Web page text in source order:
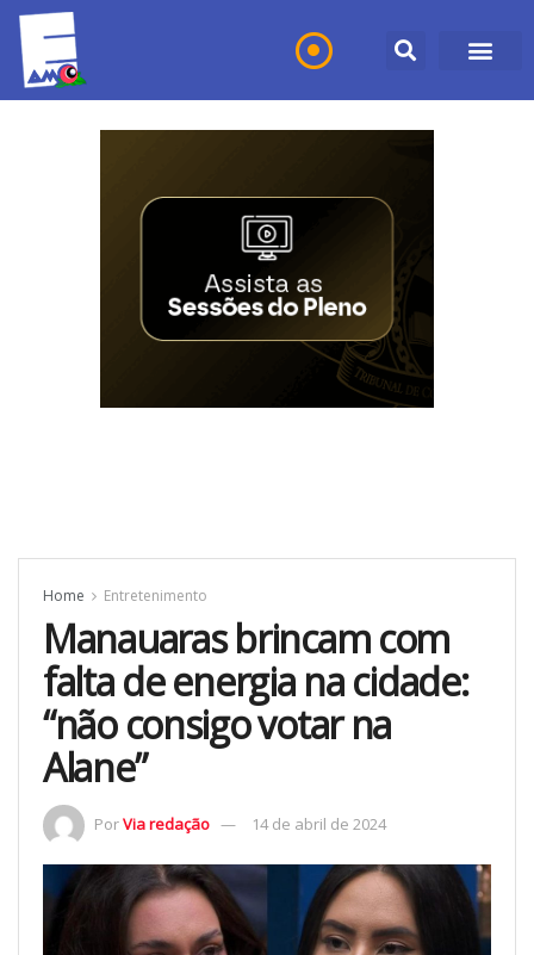
Home Entretenimento
Manauaras brincam com
falta de energia na cidade:
“não consigo votar na
Alane”
PorVia redação 14 de abril de 2024